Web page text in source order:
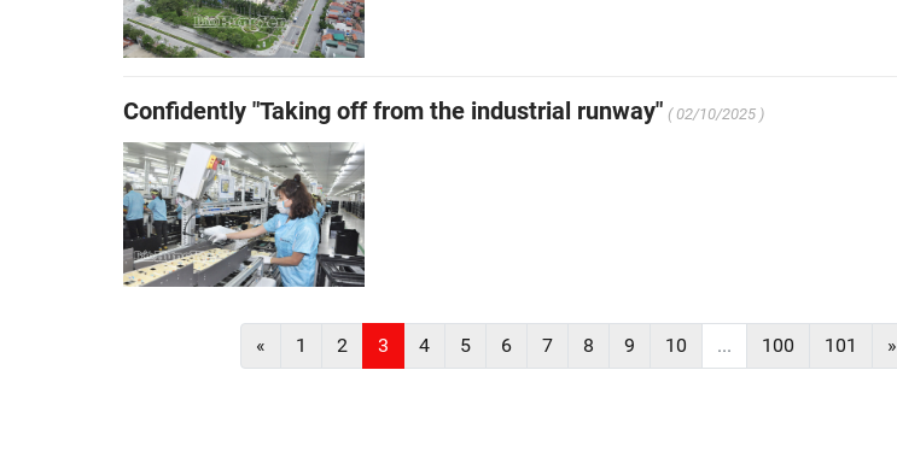
Confidently "Taking off from the industrial runway" ( 02/10/2025 )
« 1 2 3 4 5 6 7 8 9 10 ... 100 101 »